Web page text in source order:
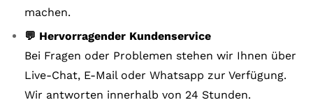
machen.
💬 Hervorragender Kundenservice
Bei Fragen oder Problemen stehen wir Ihnen über
Live-Chat, E-Mail oder Whatsapp zur Verfügung.
Wir antworten innerhalb von 24 Stunden.